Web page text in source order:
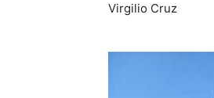
Virgilio Cruz